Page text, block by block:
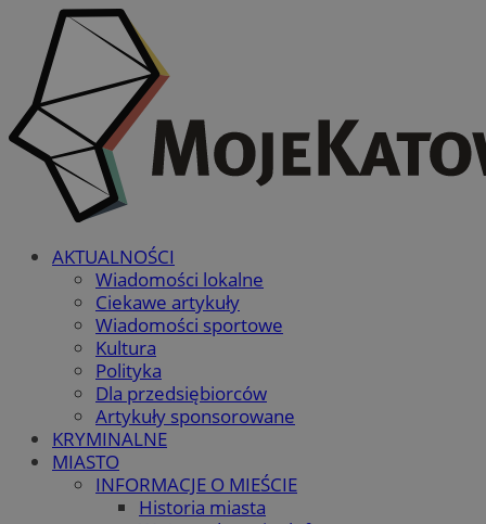
AKTUALNOŚCI
Wiadomości lokalne
Ciekawe artykuły
Wiadomości sportowe
Kultura
Polityka
Dla przedsiębiorców
Artykuły sponsorowane
KRYMINALNE
MIASTO
INFORMACJE O MIEŚCIE
Historia miasta